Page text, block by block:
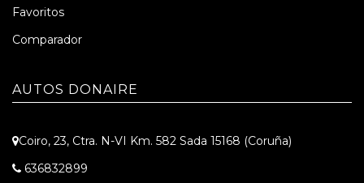
Favoritos
Comparador
AUTOS DONAIRE
Coiro, 23, Ctra. N-VI Km. 582 Sada 15168 (Coruña)
636832899